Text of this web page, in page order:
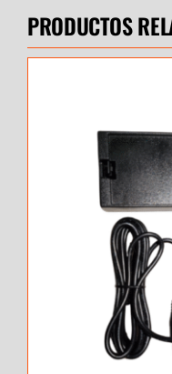
PRODUCTOS